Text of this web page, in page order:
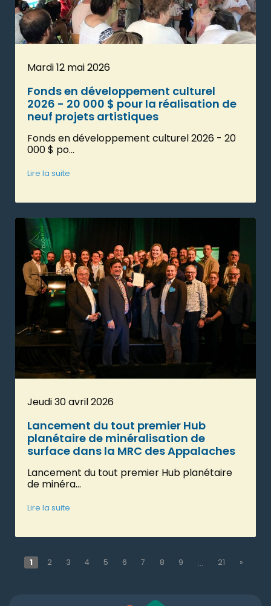
Mardi 12 mai 2026
Fonds en développement culturel
2026 - 20 000 $ pour la réalisation de
neuf projets artistiques
Fonds en développement culturel 2026 - 20
000 $ po...
Lire la suite
Jeudi 30 avril 2026
Lancement du tout premier Hub
planétaire de minéralisation de
surface dans la MRC des Appalaches
Lancement du tout premier Hub planétaire
de minéra...
Lire la suite
1 2 3 4 5 6 7 8 9 ... 21 »